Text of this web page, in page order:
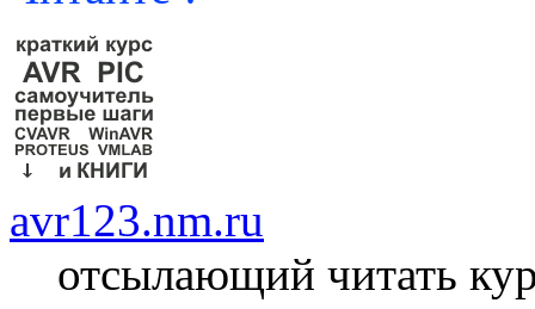
avr123.nm.ru
отсылающий читать